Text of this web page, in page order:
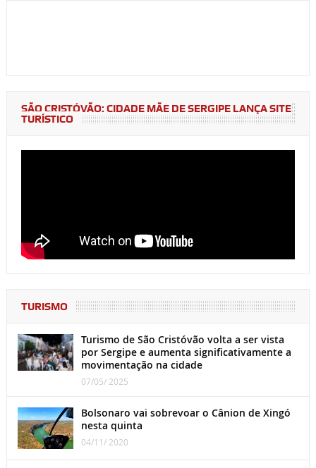
SÃO CRISTÓVÃO: CIDADE MÃE DE SERGIPE LANÇA SITE
TURÍSTICO
TURISMO
Turismo de São Cristóvão volta a ser vista
por Sergipe e aumenta significativamente a
movimentação na cidade
07/05/ 2025
Bolsonaro vai sobrevoar o Cânion de Xingó
nesta quinta
04/11/ 2020